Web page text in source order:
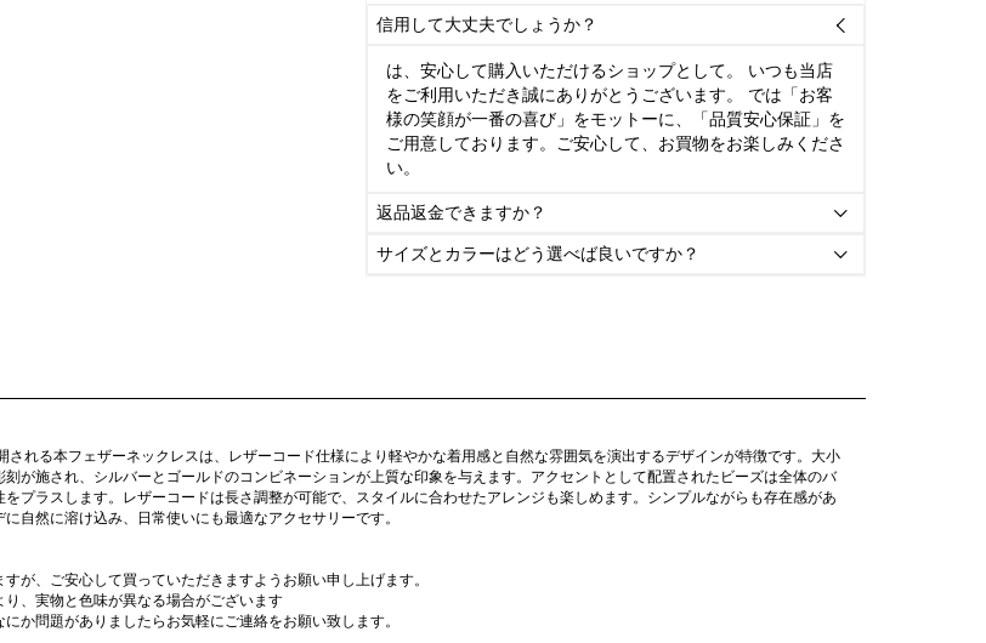
信用して大丈夫でしょうか？ 
は、安心して購入いただけるショップとして。 いつも当店
をご利用いただき誠にありがとうございます。 では「お客
様の笑顔が一番の喜び」をモットーに、「品質安心保証」を
ご用意しております。ご安心して、お買物をお楽しみくださ
い。
返品返金できますか？ 
サイズとカラーはどう選べば良いですか？ 
される本フェザーネックレスは、レザーコード仕様により軽やかな着用感と自然な雰囲気を演出するデザインが特徴です。大小
が施され、シルバーとゴールドのコンビネーションが上質な印象を与えます。アクセントとして配置されたビーズは全体のバ
プラスします。レザーコードは長さ調整が可能で、スタイルに合わせたアレンジも楽しめます。シンプルながらも存在感があ
自然に溶け込み、日常使いにも最適なアクセサリーです。
が、ご安心して買っていただきますようお願い申し上げます。
、実物と色味が異なる場合がございます
か問題がありましたらお気軽にご連絡をお願い致します。